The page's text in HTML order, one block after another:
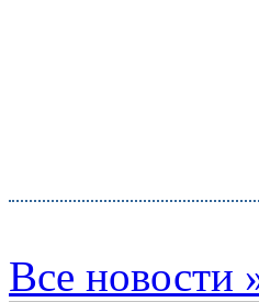
Все новости